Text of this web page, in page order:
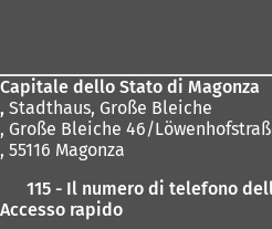
u
o
v
a
h
Capitale dello Stato di Magonza
, Stadthaus, Große Bleiche
, Große Bleiche 46/
, 55116 Magonza
115 - Il numero di telefono
Accesso rapido